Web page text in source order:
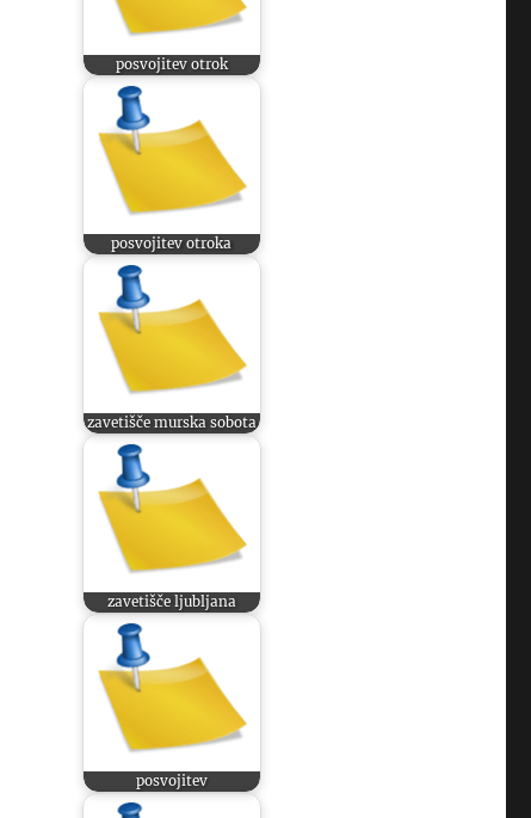
posvojitev otrok
posvojitev otroka
zavetišče murska sobota
zavetišče ljubljana
posvojitev